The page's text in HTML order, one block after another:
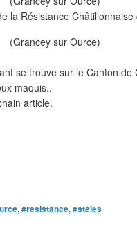
(Grancey sur Ource)
se trouve sur le Canton de
maquis..
article.
, #resistance, #steles